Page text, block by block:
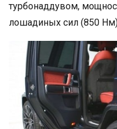
турбонаддувом,
лошадиных сил (850